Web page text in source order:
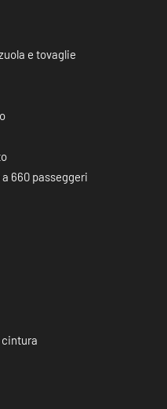
e tovaglie
660 passeggeri
cintura